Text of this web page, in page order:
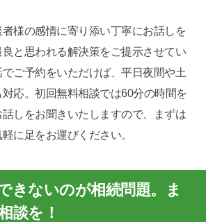
様の感情に寄り添い丁寧にお話しを
と思われる解決策をご提示させてい
ご予約をいただけば、平日夜間や土
応。初回無料相談では60分の時間を
しをお聞きいたしますので、まずは
に足をお運びください。
きないのが相続問題。ま
談を！